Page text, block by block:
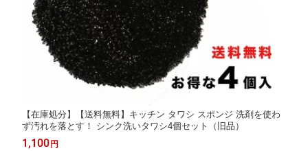
【在庫処分】【送料無料】キッチン タワシ スポンジ 洗剤を使わ
ず汚れを落とす！ シンク洗いタワシ4個セット（旧品）
1,100 円